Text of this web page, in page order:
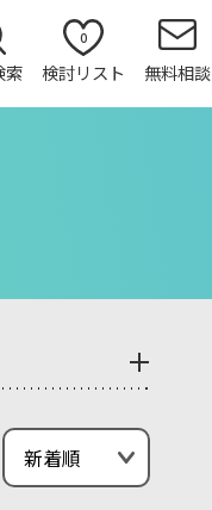
索
0
検討リスト 無料相談